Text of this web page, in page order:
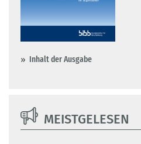
Inhalt der Ausgabe
MEISTGELESEN